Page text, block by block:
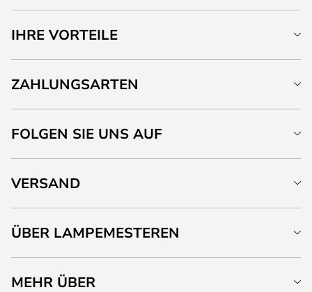
IHRE VORTEILE
ZAHLUNGSARTEN
FOLGEN SIE UNS AUF
VERSAND
ÜBER LAMPEMESTEREN
MEHR ÜBER